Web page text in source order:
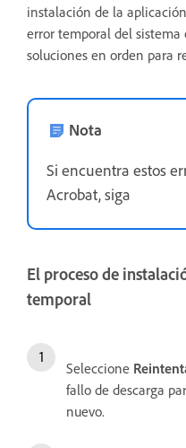
instalación de la
error temporal del sistema
soluciones en orden para
Nota
Si encuentra estos
Acrobat, siga
El proceso de
temporal
Seleccione
fallo de descarga
nuevo.